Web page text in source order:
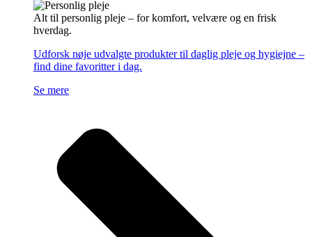
Alt til personlig pleje – for komfort, velvære og en frisk
hverdag.
Udforsk nøje udvalgte produkter til daglig pleje og hygiejne –
find dine favoritter i dag.
Se mere